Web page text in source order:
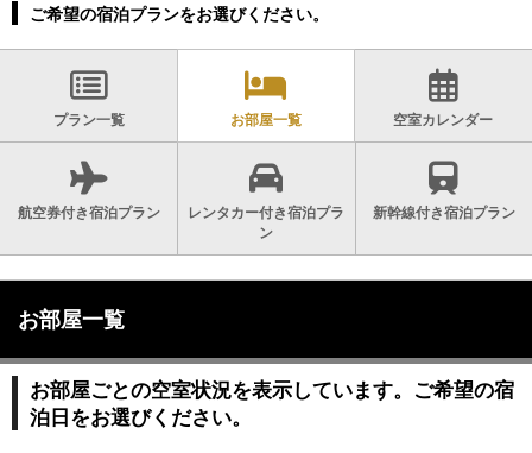
ご希望の宿泊プランをお選びください。
プラン一覧 お部屋一覧 空室カレンダー
航空券付き宿泊プラン
レンタカー付き宿泊プラ
ン
新幹線付き宿泊プラン
お部屋一覧
お部屋ごとの空室状況を表示しています。ご希望の宿
泊日をお選びください。